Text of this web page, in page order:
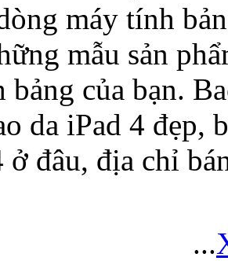
máy tính
mẫu sản
bảng của bạn.
da iPad 4 đẹp,
ở đâu, địa chỉ
...